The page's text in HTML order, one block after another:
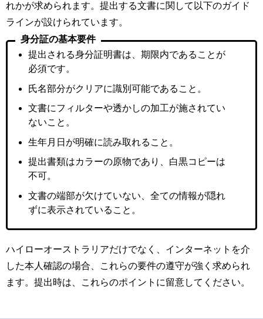
れかが求められます。提出する文書に関して以下のガイド
ラインが設けられています。
身分証の基本要件
提出される身分証明書は、期限内であることが
必須です。
氏名部分がクリアに識別可能であること。
文書にフィルターや透かしの加工が施されてい
ないこと。
生年月日が明確に読み取れること。
提出書類はカラーの原物であり、白黒コピーは
不可。
文書の端部が欠けていない、全ての情報が隠れ
ずに表示されていること。
ハイローオーストラリアだけでなく、インターネットを介
した本人確認の場合、これらの要件の遵守が強く求められ
ます。提出時は、これらのポイントに留意してください。